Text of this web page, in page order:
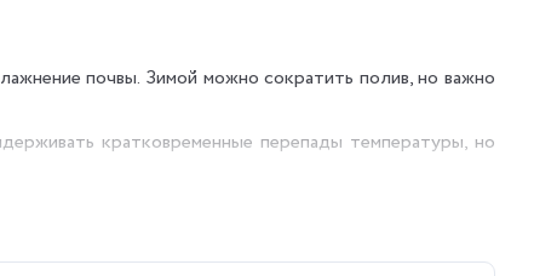
почвы. Зимой можно сократить полив, но важно
кратковременные перепады температуры, но